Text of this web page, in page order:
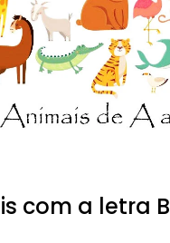
com a letra B